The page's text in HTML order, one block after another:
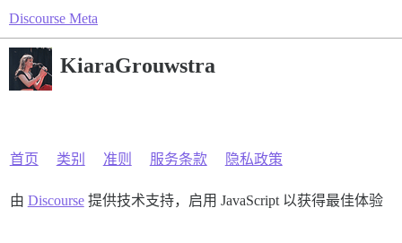
Discourse Meta
KiaraGrouwstra
首页 类别 准则 服务条款 隐私政策
由 Discourse提供技术支持，启用 JavaScript 以获得最佳体验